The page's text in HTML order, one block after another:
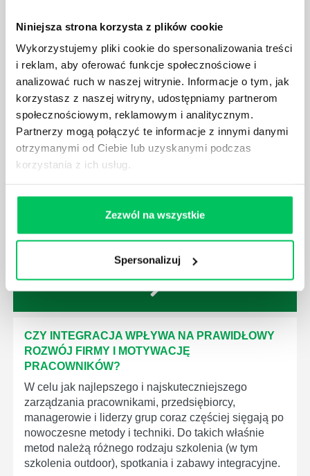
Niniejsza strona korzysta z plików cookie
Wykorzystujemy pliki cookie do spersonalizowania treści
i reklam, aby oferować funkcje społecznościowe i
analizować ruch w naszej witrynie. Informacje o tym, jak
korzystasz z naszej witryny, udostępniamy partnerom
społecznościowym, reklamowym i analitycznym.
Partnerzy mogą połączyć te informacje z innymi danymi
otrzymanymi od Ciebie lub uzyskanymi podczas
korzystania z ich usług.
Zezwól na wszystkie
Spersonalizuj
scenariusza, wzmocnić więzy między pracownikami.
INTEGRACJA POD KONTROLĄ - CO POWINNO
WYRÓŻNIAĆ SZKOLENIA INTEGRACYJNE?
Wiele mówi się ostatnio o różnych formach, które
mogą przybierać szkolenia integracyjne dla firm.
olbrzymia. Każdemu z tego typu pomysłów powinna
jednak zawsze przyświecać idea team buildingu.
przydać podczas wyjazdów firmowych?
CZY INTEGRACJA WPŁYWA NA PRAWIDŁOWY
ROZWÓJ FIRMY I MOTYWACJĘ
PRACOWNIKÓW?
W celu jak najlepszego i najskuteczniejszego
zarządzania pracownikami, przedsiębiorcy,
managerowie i liderzy grup coraz częściej sięgają po
nowoczesne metody i techniki. Do takich właśnie
metod należą różnego rodzaju szkolenia (w tym
szkolenia outdoor), spotkania i zabawy integracyjne.